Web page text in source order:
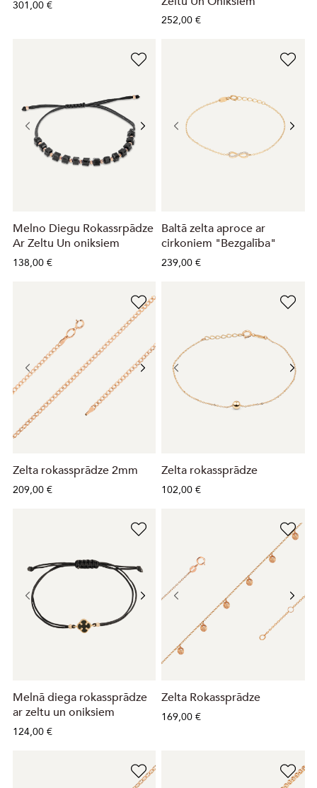
301,00 €
252,00 €
Melno Diegu Rokassrpādze
Ar Zeltu Un oniksiem
138,00 €
Baltā zelta aproce ar
cirkoniem "Bezgalība"
239,00 €
Zelta rokassprādze 2mm
209,00 €
Zelta rokassprādze
102,00 €
Melnā diega rokassprādze
ar zeltu un oniksiem
124,00 €
Zelta Rokassprādze
169,00 €